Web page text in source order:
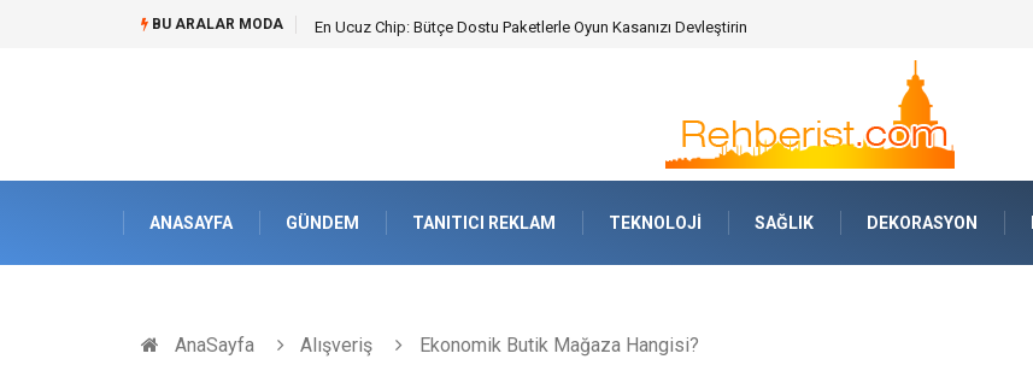
BU ARALAR MODA En Ucuz Chip: Bütçe Dostu Paketlerle Oyun Kasanızı Devleştirin
ANASAYFA GÜNDEM TANITICI REKLAM TEKNOLOJI SAĞLIK DEKORASYON
AnaSayfa Alışveriş Ekonomik Butik Mağaza Hangisi?